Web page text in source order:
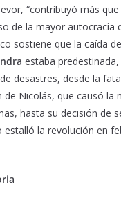
“contribuyó más
de la mayor autocracia
sostiene que la caída
estaba predestinada,
desastres, desde la
Nicolás, que causó la
hasta su decisión de
estalló la revolución en